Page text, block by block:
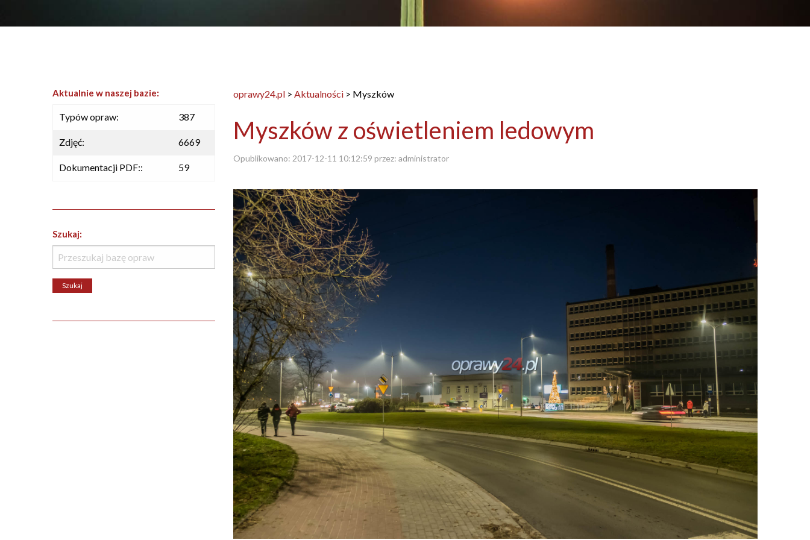
oprawy24.pl > Aktualności > Myszków
Myszków z oświetleniem ledowym
Opublikowano: 2017-12-11 10:12:59 przez: administrator
Aktualnie w naszej bazie:
Typów opraw: 387
Zdjęć: 6669
Dokumentacji PDF:: 59
Szukaj: